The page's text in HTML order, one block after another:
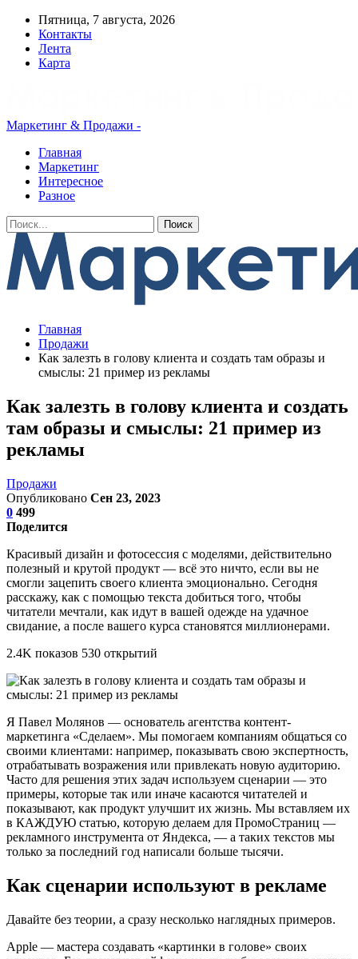
Пятница, 7 августа, 2026
Контакты
Лента
Карта
Маркетинг & Продажи -
Главная
Маркетинг
Интересное
Разное
Главная
Продажи
Как залезть в голову клиента и создать там образы и
смыслы: 21 пример из рекламы
Как залезть в голову клиента и создать
там образы и смыслы: 21 пример из
рекламы
Продажи
Опубликовано Сен 23, 2023
0 499
Поделится
Красивый дизайн и фотосессия с моделями, действительно
полезный и крутой продукт — всё это ничто, если вы не
смогли зацепить своего клиента эмоционально. Сегодня
расскажу, как с помощью текста добиться того, чтобы
читатели мечтали, как идут в вашей одежде на удачное
свидание, а после вашего курса становятся миллионерами.
2.4K показов 530 открытий
Я Павел Молянов — основатель агентства контент-
маркетинга «Сделаем». Мы помогаем компаниям общаться со
своими клиентами: например, показывать свою экспертность,
отрабатывать возражения или привлекать новую аудиторию.
Часто для решения этих задач используем сценарии — это
примеры, которые так или иначе касаются читателей и
показывают, как продукт улучшит их жизнь. Мы вставляем их
в КАЖДУЮ статью, которую делаем для ПромоСтраниц —
рекламного инструмента от Яндекса, — а таких текстов мы
только за последний год написали больше тысячи.
Как сценарии используют в рекламе
Давайте без теории, а сразу несколько наглядных примеров.
Apple — мастера создавать «картинки в голове» своих